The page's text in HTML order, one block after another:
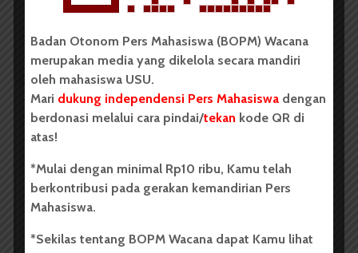
Oleh: Iyusarah Pakpahan USU, wacana.org – Dua...
Redaksi 2 menit waktu baca
USU Torehkan Prestasi di
PEKSIMIDA 2026
Dark Mode | Moda Gelap
Badan Otonom Pers Mahasiswa (BOPM) Wacana
merupakan media yang dikelola secara mandiri
oleh mahasiswa USU.
Mari dukung independensi Pers Mahasiswa dengan
berdonasi melalui cara pindai/tekan kode QR di
atas!
*Mulai dengan minimal Rp10 ribu, Kamu telah
berkontribusi pada gerakan kemandirian Pers
Mahasiswa.
*Sekilas tentang BOPM Wacana dapat Kamu lihat